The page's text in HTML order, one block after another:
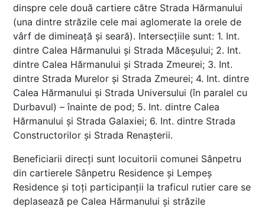
dinspre cele două cartiere către Strada Hărmanului
(una dintre străzile cele mai aglomerate la orele de
vârf de dimineață și seară). Intersecțiile sunt: 1. Int.
dintre Calea Hărmanului și Strada Măceșului; 2. Int.
dintre Calea Hărmanului și Strada Zmeurei; 3. Int.
dintre Strada Murelor și Strada Zmeurei; 4. Int. dintre
Calea Hărmanului și Strada Universului (în paralel cu
Durbavul) – înainte de pod; 5. Int. dintre Calea
Hărmanului și Strada Galaxiei; 6. Int. dintre Strada
Constructorilor și Strada Renașterii.
Beneficiarii direcți sunt locuitorii comunei Sânpetru
din cartierele Sânpetru Residence și Lempeș
Residence și toți participanții la traficul rutier care se
deplasează pe Calea Hărmanului și străzile